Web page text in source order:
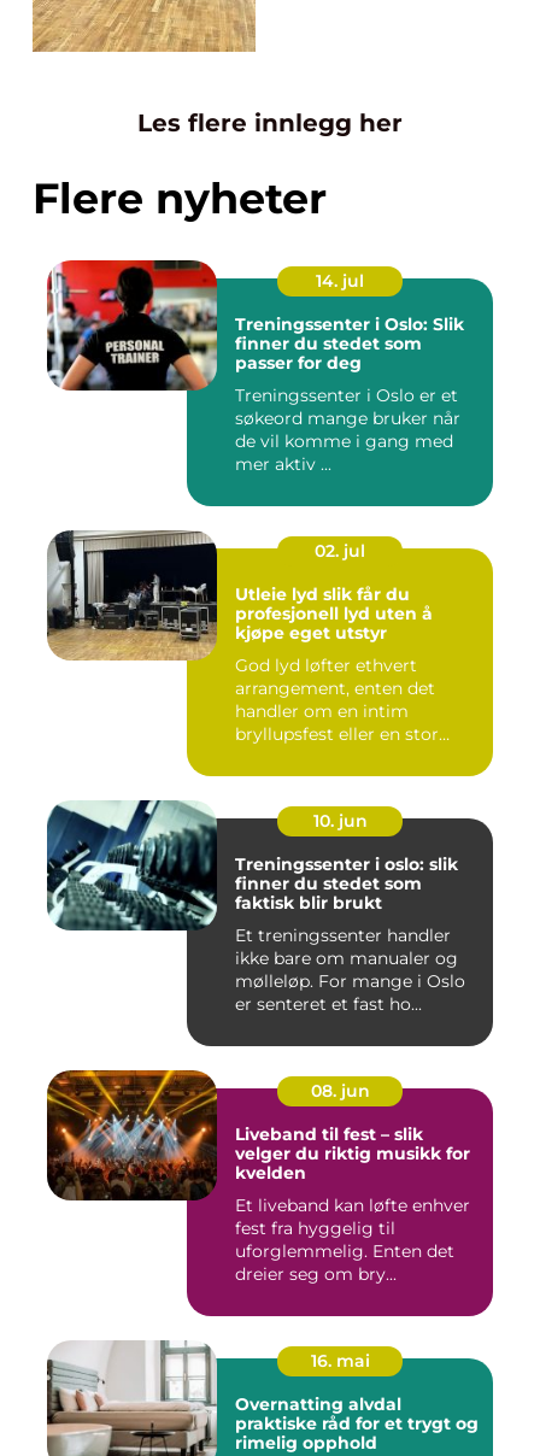
Les flere innlegg her
Flere nyheter
14. jul
Treningssenter i Oslo: Slik
finner du stedet som
passer for deg
Treningssenter i Oslo er et
søkeord mange bruker når
de vil komme i gang med
mer aktiv ...
02. jul
Utleie lyd slik får du
profesjonell lyd uten å
kjøpe eget utstyr
God lyd løfter ethvert
arrangement, enten det
handler om en intim
bryllupsfest eller en stor
10. jun
Treningssenter i oslo: slik
finner du stedet som
faktisk blir brukt
Et treningssenter handler
ikke bare om manualer og
mølleløp. For mange i Oslo
er senteret et fast ho...
08. jun
Liveband til fest – slik
velger du riktig musikk for
kvelden
Et liveband kan løfte enhver
fest fra hyggelig til
uforglemmelig. Enten det
dreier seg om bry...
16. mai
Overnatting alvdal
praktiske råd for et trygt og
rimelig opphold